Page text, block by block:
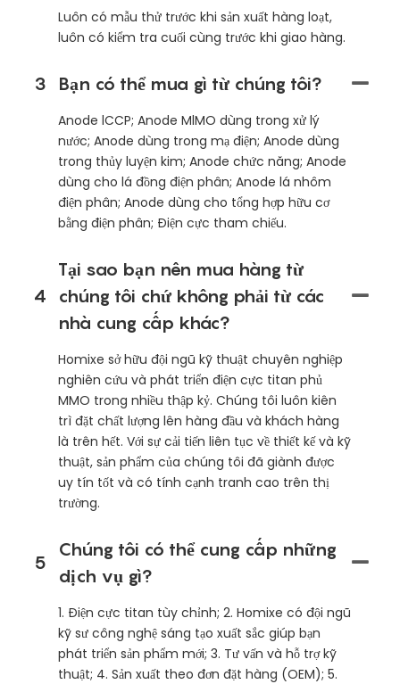
Luôn có mẫu thử trước khi sản xuất hàng loạt,
luôn có kiểm tra cuối cùng trước khi giao hàng.
3 Bạn có thể mua gì từ chúng tôi?
Anode lCCP; Anode MlMO dùng trong xử lý
nước; Anode dùng trong mạ điện; Anode dùng
trong thủy luyện kim; Anode chức năng; Anode
dùng cho lá đồng điện phân; Anode lá nhôm
điện phân; Anode dùng cho tổng hợp hữu cơ
bằng điện phân; Điện cực tham chiếu.
4
Tại sao bạn nên mua hàng từ
chúng tôi chứ không phải từ các
nhà cung cấp khác?
Homixe sở hữu đội ngũ kỹ thuật chuyên nghiệp
nghiên cứu và phát triển điện cực titan phủ
MMO trong nhiều thập kỷ. Chúng tôi luôn kiên
trì đặt chất lượng lên hàng đầu và khách hàng
là trên hết. Với sự cải tiến liên tục về thiết kế và kỹ
thuật, sản phẩm của chúng tôi đã giành được
uy tín tốt và có tính cạnh tranh cao trên thị
trường.
5
Chúng tôi có thể cung cấp những
dịch vụ gì?
1. Điện cực titan tùy chỉnh; 2. Homixe có đội ngũ
kỹ sư công nghệ sáng tạo xuất sắc giúp bạn
phát triển sản phẩm mới; 3. Tư vấn và hỗ trợ kỹ
thuật; 4. Sản xuất theo đơn đặt hàng (OEM); 5.